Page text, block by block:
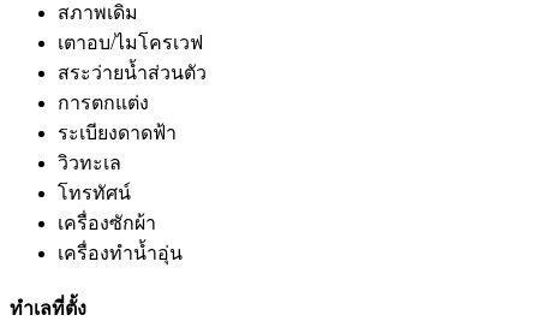
สภาพเดิม
เตาอบ/ไมโครเวฟ
สระว่ายน้ำส่วนตัว
การตกแต่ง
ระเบียงดาดฟ้า
วิวทะเล
โทรทัศน์
เครื่องซักผ้า
เครื่องทำน้ำอุ่น
ทำเลที่ตั้ง